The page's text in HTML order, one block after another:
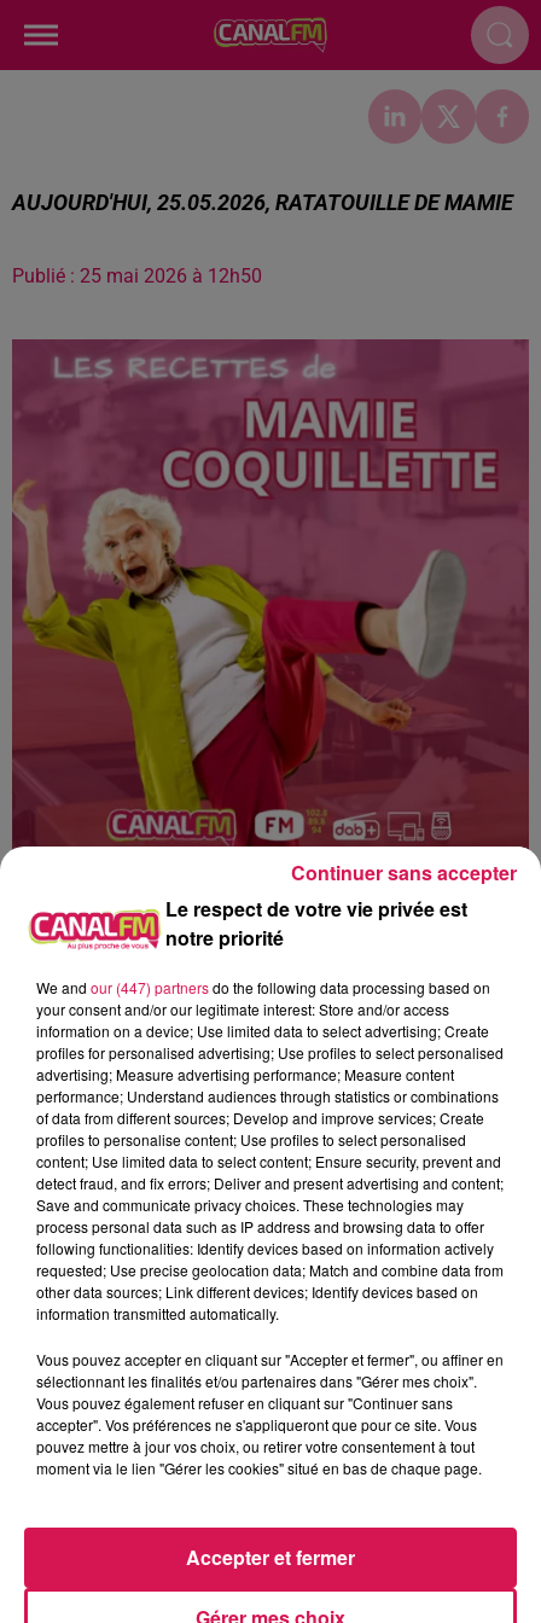
AUJOURD'HUI, 25.05.2026, RATATOUILLE DE MAMIE
Publié : 25 mai 2026 à 12h50
Canal FM
Geoffrey Deloux
Aujourd'hui, 25.05.2026, Ratatouille de mamie
0:00 3 min 22 sec
25 mai 2026 - 3 min 22 sec
AUJOURD'HUI, 25.05.2026, RATATOUILLE DE
MAMIE
Du lundi au vendredi à 11h45, Mamie Coquillette retrouve
Geoffrey pour une recette de cuisine à sa manière
Le respect de votre vie privée est
notre priorité
We and our (447) partnersdo the following data processing based on
your consent and/or our legitimate interest: Store and/or access
information on a device; Use limited data to select advertising; Create
profiles for personalised advertising; Use profiles to select personalised
advertising; Measure advertising performance; Measure content
performance; Understand audiences through statistics or combinations
of data from different sources; Develop and improve services; Create
profiles to personalise content; Use profiles to select personalised
content; Use limited data to select content; Ensure security, prevent and
detect fraud, and fix errors; Deliver and present advertising and content;
Save and communicate privacy choices. These technologies may
process personal data such as IP address and browsing data to offer
following functionalities: Identify devices based on information actively
requested; Use precise geolocation data; Match and combine data from
other data sources; Link different devices; Identify devices based on
information transmitted automatically.
Vous pouvez accepter en cliquant sur "Accepter et fermer", ou affiner en
sélectionnant les finalités et/ou partenaires dans "Gérer mes choix".
Vous pouvez également refuser en cliquant sur "Continuer sans
accepter". Vos préférences ne s'appliqueront que pour ce site. Vous
pouvez mettre à jour vos choix, ou retirer votre consentement à tout
moment via le lien "Gérer les cookies" situé en bas de chaque page.
Accepter et fermer
Continuer sans accepter